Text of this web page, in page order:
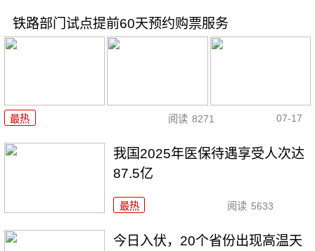
铁路部门试点提前60天预约购票服务
最热 阅读 8271 07-17
我国2025年医保待遇享受人次达
87.5亿
最热 阅读 5633
今日入伏，20个省份出现高温天